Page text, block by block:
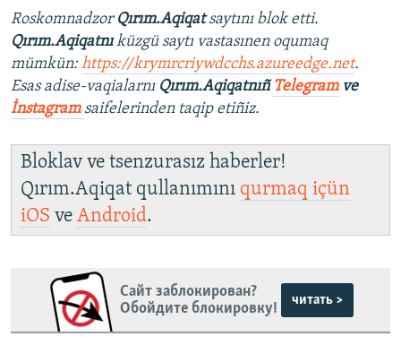
Roskomnadzor Qırım.Aqiqatsaytını blok etti.
Qırım.Aqiqatnıküzgü saytı vastasınen oqumaq
mümkün:https://krymrcriywdcchs.azureedge.net.
Esas adise-vaqialarnı Qırım.Aqiqatnıñ Telegramve
İnstagram saifelerinden taqip etiñiz.
Bloklav ve tsenzurasız haberler!
Qırım.Aqiqat qullanımını qurmaq içün
iOS ve Android.
Сайт заблокирован?
Обойдите блокировку!
читать >